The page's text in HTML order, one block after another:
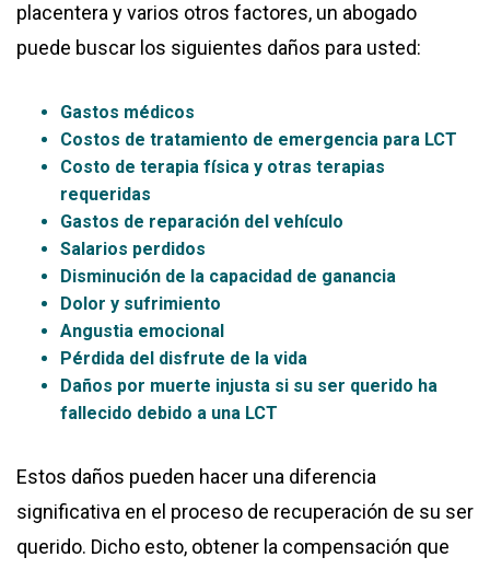
placentera y varios otros factores, un abogado
puede buscar los siguientes daños para usted:
Gastos médicos
Costos de tratamiento de emergencia para LCT
Costo de terapia física y otras terapias
requeridas
Gastos de reparación del vehículo
Salarios perdidos
Disminución de la capacidad de ganancia
Dolor y sufrimiento
Angustia emocional
Pérdida del disfrute de la vida
Daños por muerte injusta si su ser querido ha
fallecido debido a una LCT
Estos daños pueden hacer una diferencia
significativa en el proceso de recuperación de su ser
querido. Dicho esto, obtener la compensación que